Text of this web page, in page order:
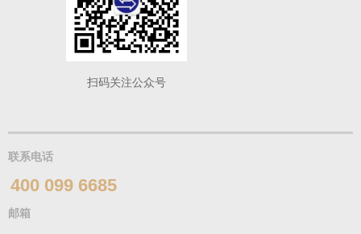
联系电话
400 099 6685
扫码关注公众号
邮箱